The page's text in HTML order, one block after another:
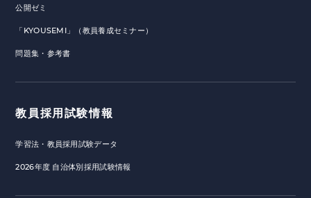
公開ゼミ
「KYOUSEMI」（教員養成セミナー）
問題集・参考書
教員採用試験情報
学習法・教員採用試験データ
2026年度 自治体別採用試験情報